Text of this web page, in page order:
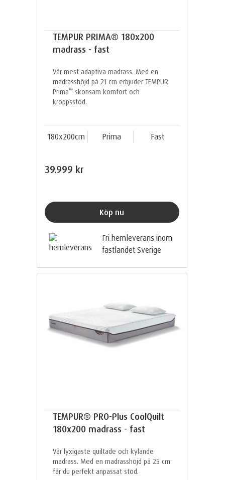
TEMPUR PRIMA® 180x200
madrass - fast
Vår mest adaptiva madrass. Med en
madrasshöjd på 21 cm erbjuder TEMPUR
Prima™skonsam komfort och
kroppsstöd.
180x200cm Prima Fast
39.999 kr
Köp nu
Fri hemleverans inom
fastlandet Sverige
TEMPUR® PRO-Plus CoolQuilt
180x200 madrass - fast
Vår lyxigaste quiltade och kylande
madrass. Med en madrasshöjd på 25 cm
får du perfekt anpassat stöd.